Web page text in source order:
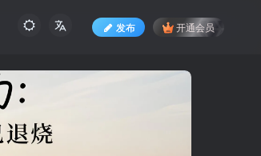
发布 开通会员